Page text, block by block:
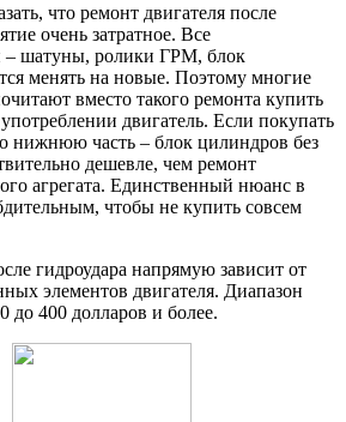
что ремонт двигателя после
очень затратное. Все
– шатуны, ролики ГРМ, блок
менять на новые. Поэтому многие
вместо такого ремонта купить
двигатель. Если покупать
нижнюю часть – блок цилиндров без
дешевле, чем ремонт
агрегата. Единственный нюанс в
чтобы не купить совсем
гидроудара напрямую зависит от
элементов двигателя. Диапазон
до 400 долларов и более.